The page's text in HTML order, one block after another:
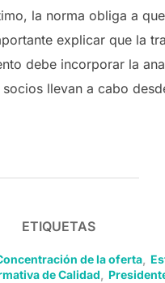
la norma obliga a
explicar que la
debe incorporar la
llevan a cabo
ETIQUETAS
de la oferta,
de Calidad